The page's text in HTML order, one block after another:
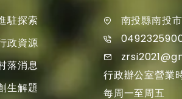
駐探索
政資源
落消息
生解題
南投縣南投
行政辦公室營業
每周一至周五